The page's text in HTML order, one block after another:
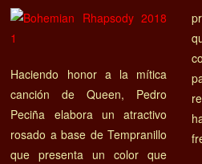
Haciendo honor a la mítica
canción de Queen, Pedro
Peciña elabora un atractivo
rosado a base de Tempranillo
que presenta un color que